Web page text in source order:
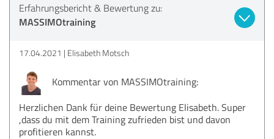
Erfahrungsbericht & Bewertung zu:
MASSIMOtraining
17.04.2021 Elisabeth Motsch
Kommentar von MASSIMOtraining:
Herzlichen Dank für deine Bewertung Elisabeth. Super
,dass du mit dem Training zufrieden bist und davon
profitieren kannst.